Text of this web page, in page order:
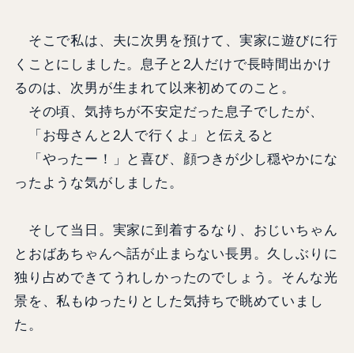
そこで私は、夫に次男を預けて、実家に遊びに行
くことにしました。息子と2人だけで長時間出かけ
るのは、次男が生まれて以来初めてのこと。
その頃、気持ちが不安定だった息子でしたが、
「お母さんと2人で行くよ」と伝えると
「やったー！」と喜び、顔つきが少し穏やかにな
ったような気がしました。
そして当日。実家に到着するなり、おじいちゃん
とおばあちゃんへ話が止まらない長男。久しぶりに
独り占めできてうれしかったのでしょう。そんな光
景を、私もゆったりとした気持ちで眺めていまし
た。